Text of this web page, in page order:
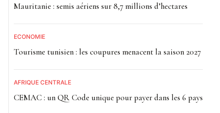
Mauritanie : semis aériens sur 8,7 millions d’hectares
ECONOMIE
Tourisme tunisien : les coupures menacent la saison 2027
AFRIQUE CENTRALE
CEMAC : un QR Code unique pour payer dans les 6 pays